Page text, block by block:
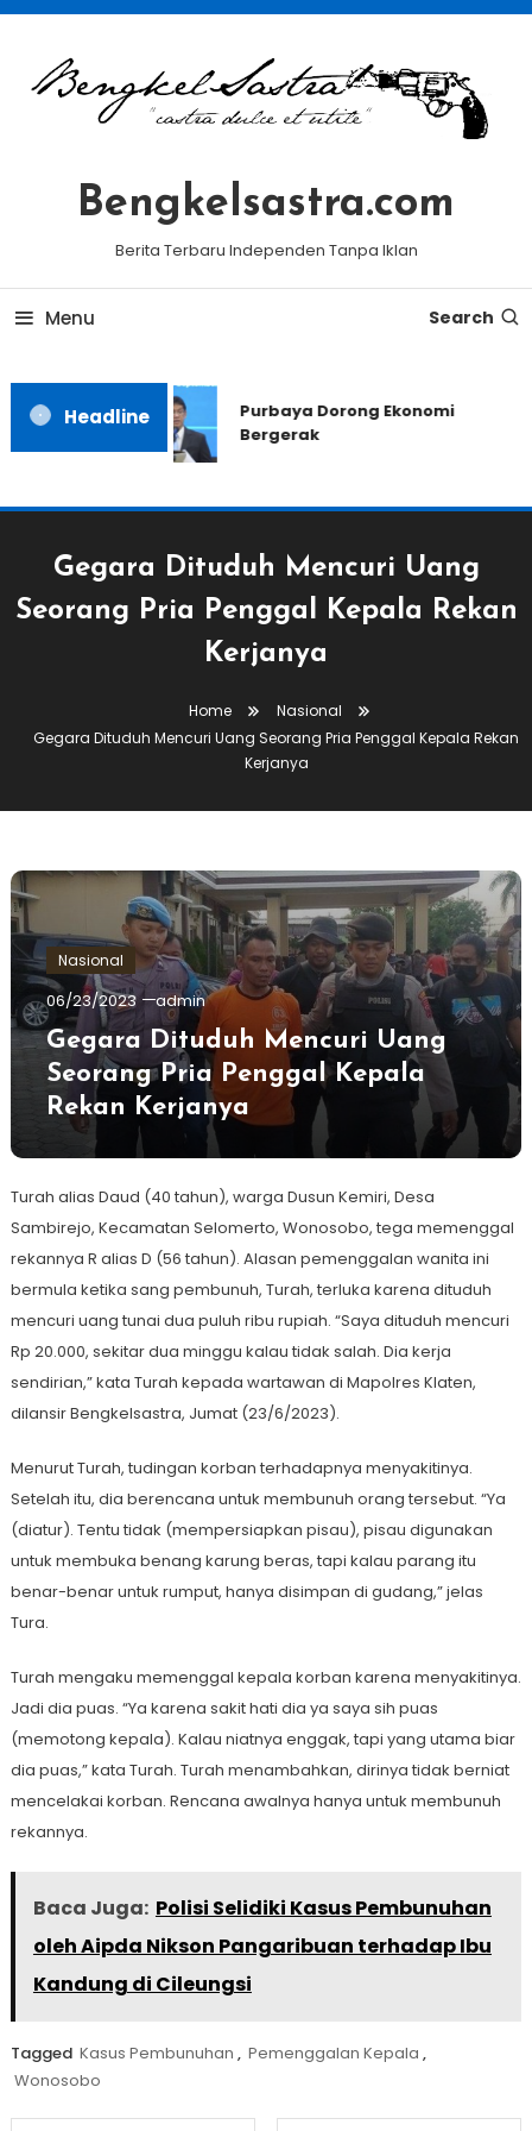
Skip
Content
Bengkelsastra.com
Berita Terbaru Independen Tanpa Iklan
Menu Search
Headline
Purbaya Dorong Ekonomi
Bergerak
Gegara Dituduh Mencuri Uang
Seorang Pria Penggal Kepala Rekan
Kerjanya
Home
Nasional
Gegara Dituduh Mencuri Uang Seorang Pria Penggal Kepala Rekan
Kerjanya
Nasional
06/23/2023 admin
Gegara Dituduh Mencuri Uang
Seorang Pria Penggal Kepala
Rekan Kerjanya
Turah alias Daud (40 tahun), warga Dusun Kemiri, Desa
Sambirejo, Kecamatan Selomerto, Wonosobo, tega memenggal
rekannya R alias D (56 tahun). Alasan pemenggalan wanita ini
bermula ketika sang pembunuh, Turah, terluka karena dituduh
mencuri uang tunai dua puluh ribu rupiah. “Saya dituduh mencuri
Rp 20.000, sekitar dua minggu kalau tidak salah. Dia kerja
sendirian,” kata Turah kepada wartawan di Mapolres Klaten,
dilansir Bengkelsastra, Jumat (23/6/2023).
Menurut Turah, tudingan korban terhadapnya menyakitinya.
Setelah itu, dia berencana untuk membunuh orang tersebut. “Ya
(diatur). Tentu tidak (mempersiapkan pisau), pisau digunakan
untuk membuka benang karung beras, tapi kalau parang itu
benar-benar untuk rumput, hanya disimpan di gudang,” jelas
Tura.
Turah mengaku memenggal kepala korban karena menyakitinya.
Jadi dia puas. “Ya karena sakit hati dia ya saya sih puas
(memotong kepala). Kalau niatnya enggak, tapi yang utama biar
dia puas,” kata Turah. Turah menambahkan, dirinya tidak berniat
mencelakai korban. Rencana awalnya hanya untuk membunuh
rekannya.
Baca Juga: Polisi Selidiki Kasus Pembunuhan
oleh Aipda Nikson Pangaribuan terhadap Ibu
Kandung di Cileungsi
Tagged Kasus Pembunuhan , Pemenggalan Kepala ,
Wonosobo